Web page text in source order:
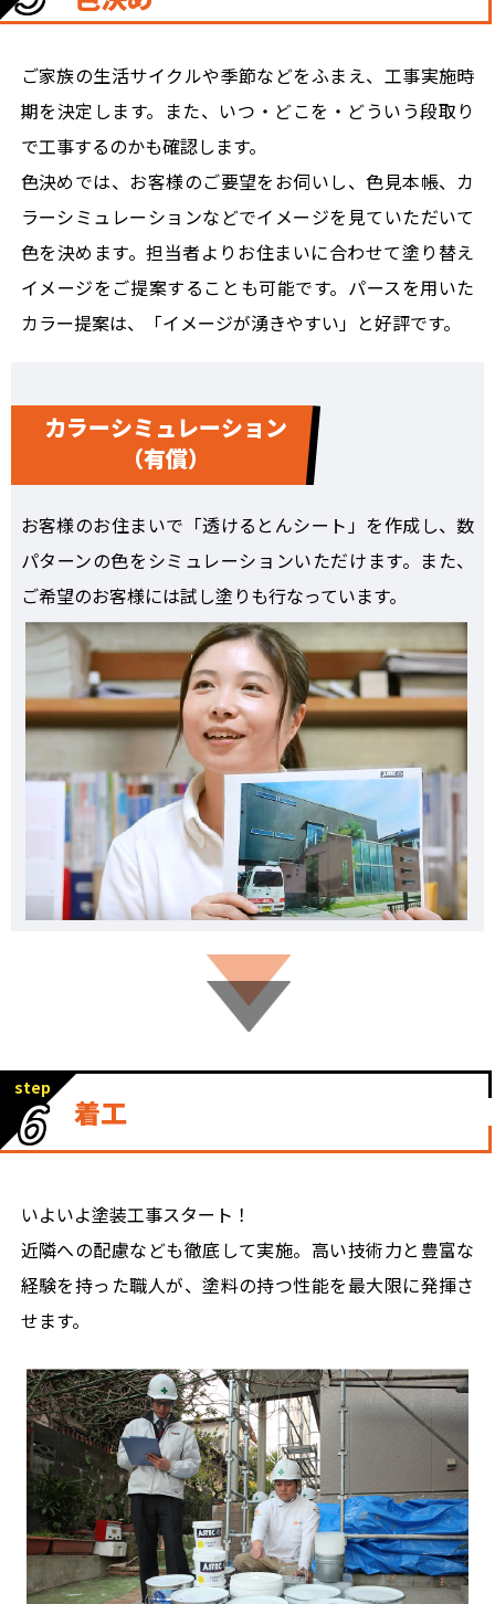
ご家族の生活サイクルや季節などをふまえ、工事実施時
期を決定します。また、いつ・どこを・どういう段取り
で工事するのかも確認します。
色決めでは、お客様のご要望をお伺いし、色見本帳、カ
ラーシミュレーションなどでイメージを見ていただいて
色を決めます。担当者よりお住まいに合わせて塗り替え
イメージをご提案することも可能です。パースを用いた
カラー提案は、「イメージが湧きやすい」と好評です。
カラーシミュレーション
（有償）
お客様のお住まいで「透けるとんシート」を作成し、数
パターンの色をシミュレーションいただけます。また、
ご希望のお客様には試し塗りも行なっています。
step
6 着工
いよいよ塗装工事スタート！
近隣への配慮なども徹底して実施。高い技術力と豊富な
経験を持った職人が、塗料の持つ性能を最大限に発揮さ
せます。